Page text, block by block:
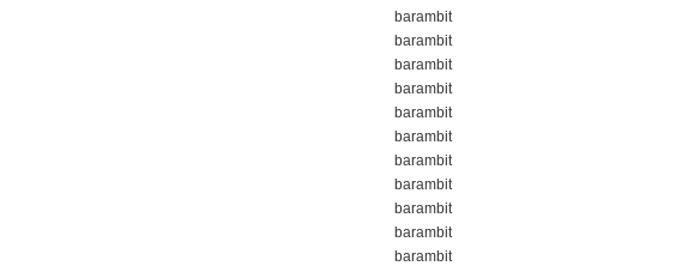
barambit
barambit
barambit
barambit
barambit
barambit
barambit
barambit
barambit
barambit
barambit